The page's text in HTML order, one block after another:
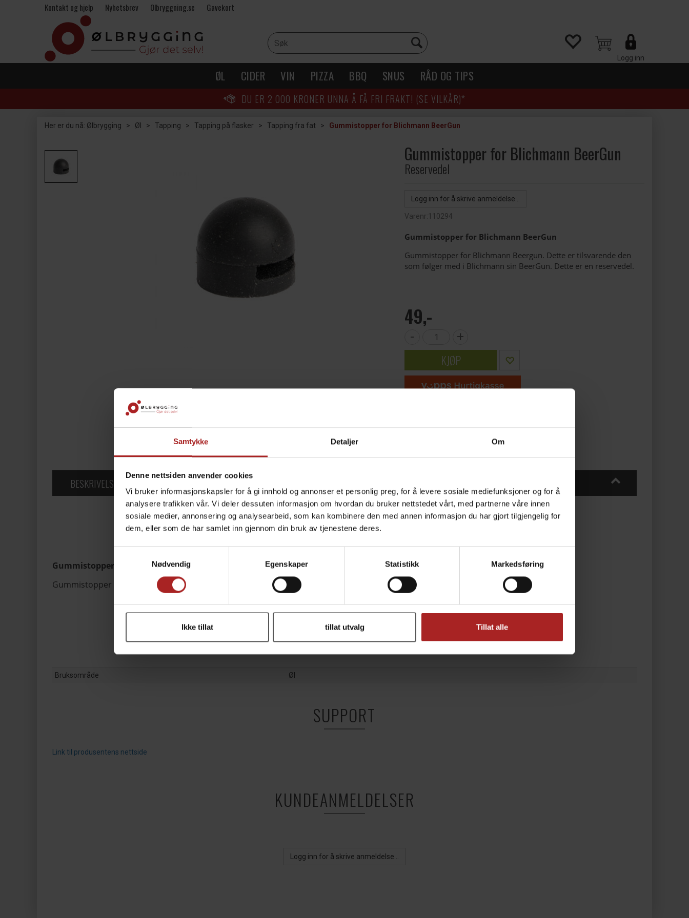
Samtykke Detaljer Om
Denne nettsiden anvender cookies
Vi bruker informasjonskapsler for å gi innhold og annonser et personlig preg, for å levere sosiale mediefunksjoner og for å
analysere trafikken vår. Vi deler dessuten informasjon om hvordan du bruker nettstedet vårt, med partnerne våre innen
sosiale medier, annonsering og analysearbeid, som kan kombinere den med annen informasjon du har gjort tilgjengelig for
dem, eller som de har samlet inn gjennom din bruk av tjenestene deres.
Nødvendig
Egenskaper Statistikk Markedsføring
Ikke tillat tillat utvalg Tillat alle
Kontakt og hjelp Nyhetsbrev Olbryggning.se Gavekort
Logg inn
ØL CIDER VIN PIZZA BBQ SNUS RÅD OG TIPS
DU ER 2 000 KRONER UNNA Å FÅ FRI FRAKT! (SE VILKÅR)*
Her er du nå: Ølbrygging > Øl > Tapping > Tapping på flasker > Tapping fra fat > Gummistopper for Blichmann BeerGun
Gummistopper for Blichmann BeerGun
Reservedel
Logg inn for å skrive anmeldelse...
Varenr:110294
Gummistopper for Blichmann BeerGun
Gummistopper for Blichmann Beergun. Dette er tilsvarende den
som følger med i Blichmann sin BeerGun. Dette er en reservedel.
49,-
- +
KJØP
BESKRIVELSE SUPPORT
BESKRIVELSE
Gummistopper for Blichmann BeerGun
Gummistopper for Blichmann Beergun. Dette er tilsvarende den som følger med i Blichmann sin BeerGun. Dette er en reservedel.
TEKNISK INFO
Bruksområde Øl
SUPPORT
Link til produsentens nettside
KUNDEANMELDELSER
Logg inn for å skrive anmeldelse...